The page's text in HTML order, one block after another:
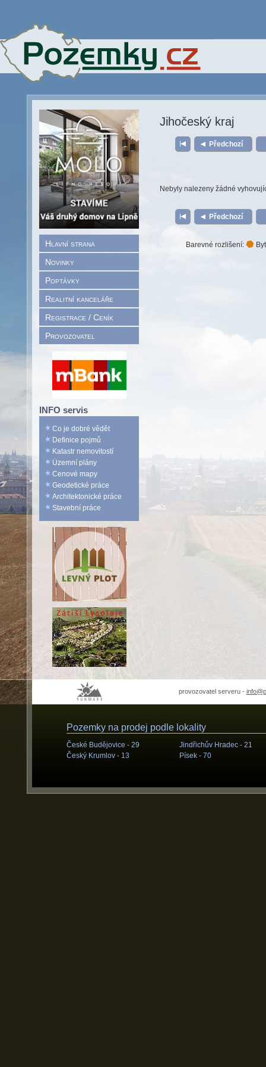
Hlavní strana
Novinky
Poptávky
Realitní kanceláře
Registrace / Ceník
Provozovatel
INFO servis
Co je dobré vědět
Definice pojmů
Katastr nemovitostí
Územní plány
Cenové mapy
Geodetické práce
Architektonické práce
Stavební práce
Jihočeský kraj
Předchozí
Nebyly nalezeny žádné
Předchozí
Barevné rozlišení:
provozovatel serveru -
Pozemky na prodej podle lokality
České Budějovice - 29
Český Krumlov - 13
Jindřichův Hradec - 21
Písek - 70